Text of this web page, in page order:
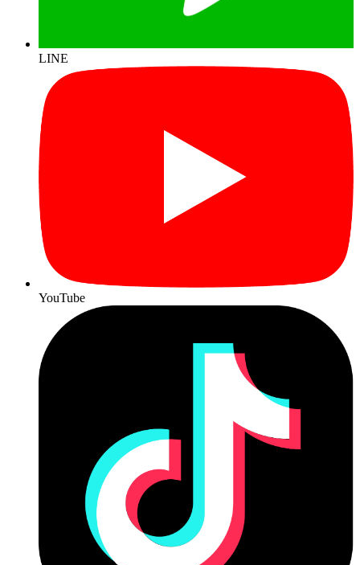
LINE
YouTube